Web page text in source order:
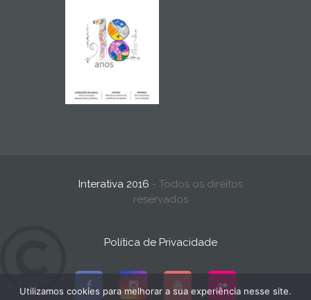
Interativa 2016 - Todos os direitos
reservados
Política de Privacidade
Utilizamos cookies para melhorar a sua experiência nesse site.